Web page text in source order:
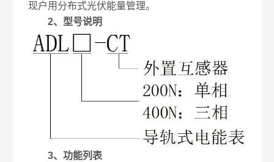
现户用分布式光伏能量管理。
2、型号说明
3、功能列表